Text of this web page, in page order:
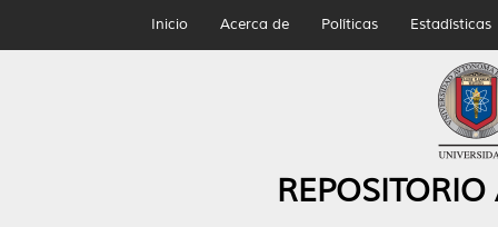
Inicio Acerca de Políticas Estadísticas